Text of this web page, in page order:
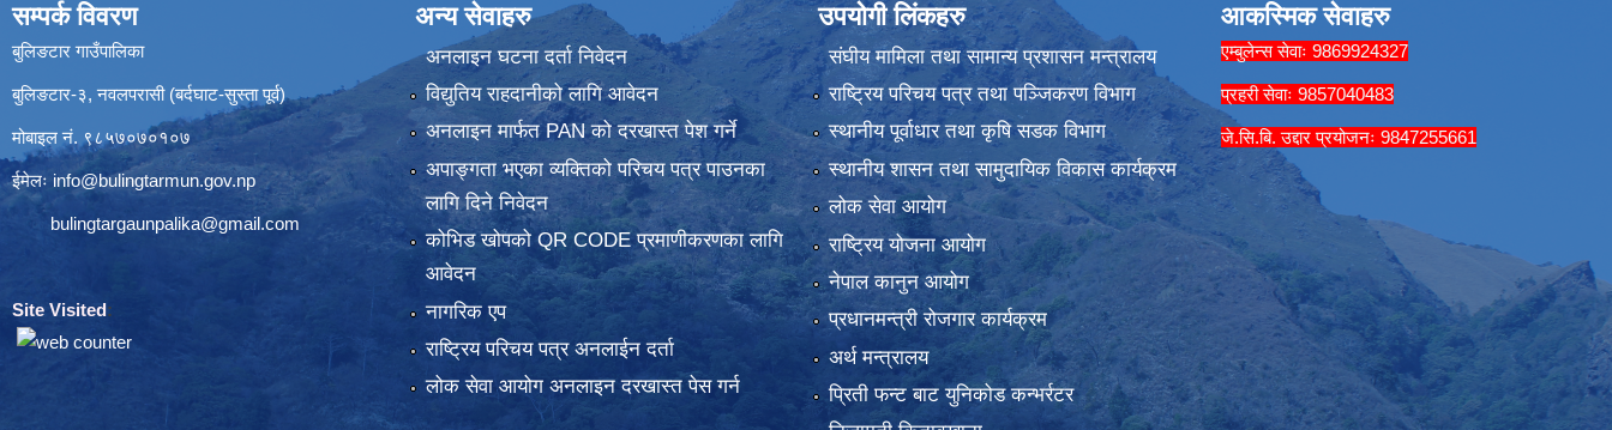
सम्पर्क विवरण
बुलिङटार गाउँपालिका
बुलिङटार-३, नवलपरासी (बर्दघाट-सुस्ता पूर्व)
मोबाइल नं. ९८५७०७०१०७
ईमेलः info@bulingtarmun.gov.np
bulingtargaunpalika@gmail.com
Site Visited:
अन्य सेवाहरु
अनलाइन घटना दर्ता निवेदन
विद्युतिय राहदानीको लागि आवेदन
अनलाइन मार्फत PAN को दरखास्त पेश गर्ने
अपाङ्गता भएका व्यक्तिको परिचय पत्र पाउनका
लागि दिने निवेदन
कोभिड खोपको QR CODE प्रमाणीकरणका लागि
आवेदन
नागरिक एप
राष्ट्रिय परिचय पत्र अनलाईन दर्ता
लोक सेवा आयोग अनलाइन दरखास्त पेस गर्न
उपयोगी लिंकहरु
संघीय मामिला तथा सामान्य प्रशासन मन्त्रालय
राष्ट्रिय परिचय पत्र तथा पञ्जिकरण विभाग
स्थानीय पूर्वाधार तथा कृषि सडक विभाग
स्थानीय शासन तथा सामुदायिक विकास कार्यक्रम
लोक सेवा आयोग
राष्ट्रिय योजना आयोग
नेपाल कानुन आयोग
प्रधानमन्त्री रोजगार कार्यक्रम
अर्थ मन्त्रालय
प्रिती फन्ट बाट युनिकोड कन्भर्रटर
आकस्मिक सेवाहरु
एम्बुलेन्स सेवाः 9869924327
प्रहरी सेवाः 9857040483
जे.सि.बि. उद्दार प्रयोजनः 9847255661